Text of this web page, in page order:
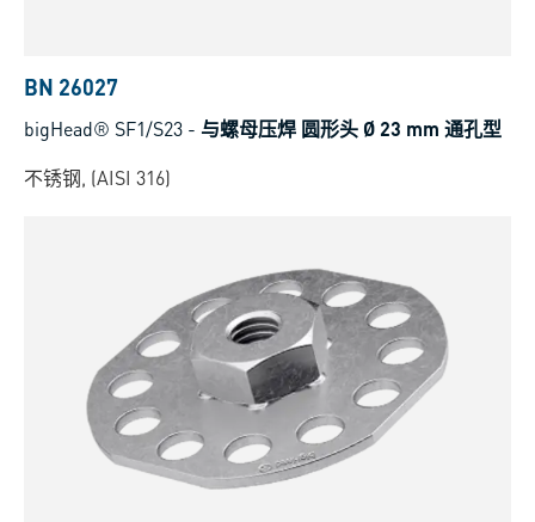
BN 26027
bigHead® SF1/S23 - 与螺母压焊 圆形头 Ø 23 mm 通孔型
不锈钢, (AISI 316)